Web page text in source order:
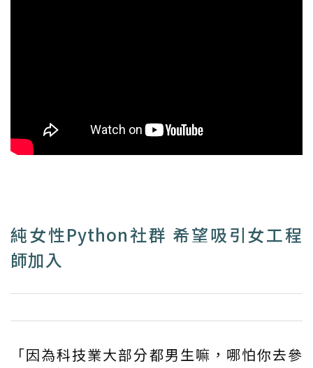
純女性Python社群 希望吸引女工程
師加入
「因為科技業大部分都男生嘛，哪怕你去參